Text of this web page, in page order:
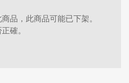
品，此商品可能已下架。
確。